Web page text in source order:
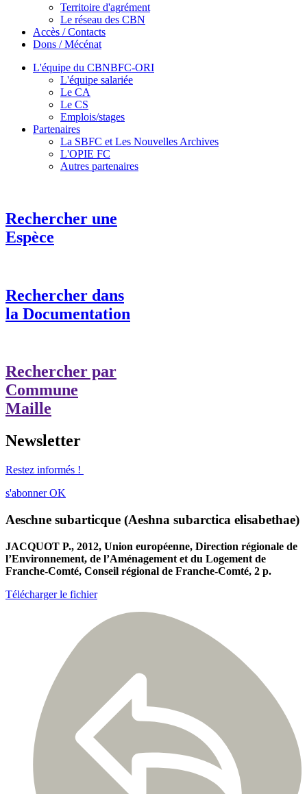
Territoire d'agrément
Le réseau des CBN
Accès / Contacts
Dons / Mécénat
L'équipe du CBNBFC-ORI
L'équipe salariée
Le CA
Le CS
Emplois/stages
Partenaires
La SBFC et Les Nouvelles Archives
L'OPIE FC
Autres partenaires
Rechercher une
Espèce
Rechercher dans
la Documentation
Rechercher par
Commune
Maille
Newsletter
Restez informés !
s'abonner OK
Aeschne subarticque (Aeshna subarctica elisabethae)
JACQUOT P., 2012, Union européenne, Direction régionale de
l’Environnement, de l’Aménagement et du Logement de
Franche-Comté, Conseil régional de Franche-Comté, 2 p.
Télécharger le fichier